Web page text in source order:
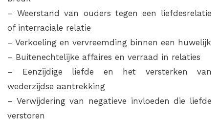
– Weerstand van ouders tegen een liefdesrelatie
of interraciale relatie
– Verkoeling en vervreemding binnen een huwelijk
– Buitenechtelijke affaires en verraad in relaties
– Eenzijdige liefde en het versterken van
wederzijdse aantrekking
– Verwijdering van negatieve invloeden die liefde
verstoren